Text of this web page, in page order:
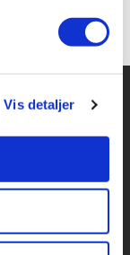
Vis detaljer